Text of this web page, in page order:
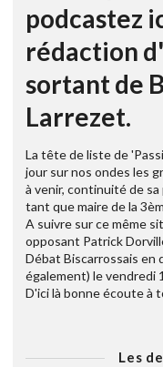
podcastez
rédaction
sortant de
Larrezet.
La tête de liste de
jour sur nos ondes les
à venir, continuité de
tant que maire de la
A suivre sur ce même
opposant Patrick
Débat Biscarrossais en
également) le vendredi
D'ici là bonne écoute à
Les